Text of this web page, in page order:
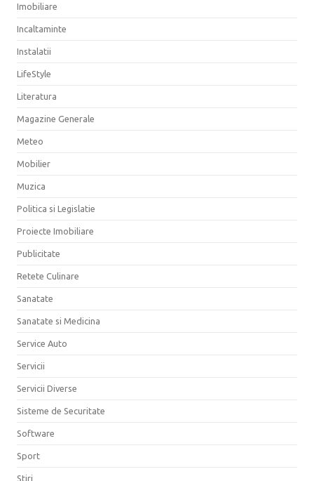
Imobiliare
Incaltaminte
Instalatii
LifeStyle
Literatura
Magazine Generale
Meteo
Mobilier
Muzica
Politica si Legislatie
Proiecte Imobiliare
Publicitate
Retete Culinare
Sanatate
Sanatate si Medicina
Service Auto
Servicii
Servicii Diverse
Sisteme de Securitate
Software
Sport
Stiri